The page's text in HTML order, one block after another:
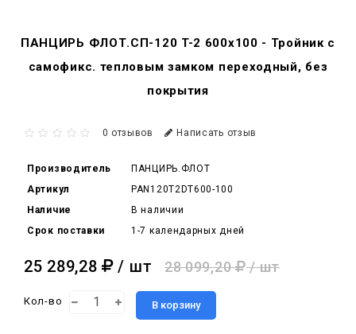
ПАНЦИРЬ ФЛОТ.СП-120 T-2 600x100 - Тройник c
самофикс. тепловым замком переходный, без
покрытия
0 отзывов Написать отзыв
Производитель
ПАНЦИРЬ.ФЛОТ
Артикул
PAN120T2DT600-100
Наличие
В наличии
Срок поставки
1-7 календарных дней
25 289,28 / шт 28 099,20 / шт
Кол-во В корзину